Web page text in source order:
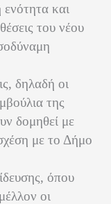
και
του νέου
, δηλαδή οι
της
δομηθεί με
με το Δήμο
όπου
οι